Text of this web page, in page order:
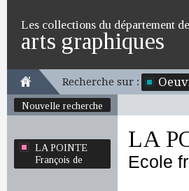
Les collections du département
arts graphiques
Recherche sur :
Nouvelle recherche
LA POINTE
François de
LA
Ecole